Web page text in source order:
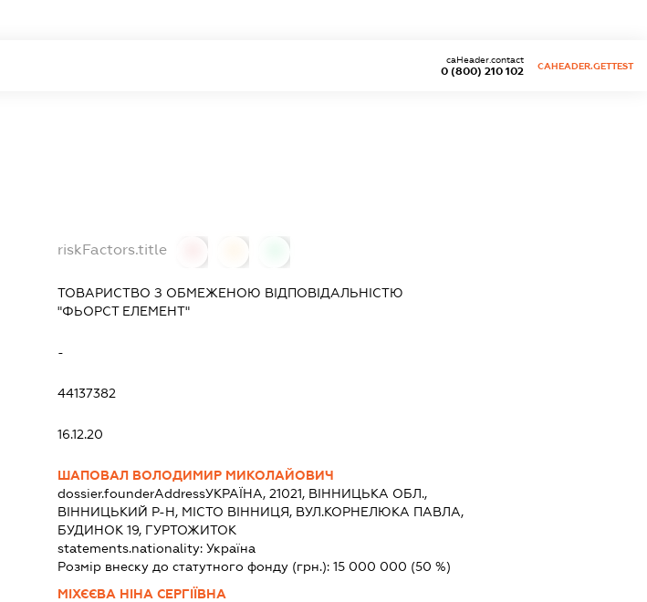
0 (800) 210 102
caHeader.contact
CAHEADER.GETTEST
riskFactors.title
ТОВАРИСТВО З ОБМЕЖЕНОЮ ВІДПОВІДАЛЬНІСТЮ
"ФЬОРСТ ЕЛЕМЕНТ"
-
44137382
16.12.20
ШАПОВАЛ ВОЛОДИМИР МИКОЛАЙОВИЧ
dossier.founderAddressУКРАЇНА, 21021, ВІННИЦЬКА ОБЛ.,
ВІННИЦЬКИЙ Р-Н, МІСТО ВІННИЦЯ, ВУЛ.КОРНЕЛЮКА ПАВЛА,
БУДИНОК 19, ГУРТОЖИТОК
statements.nationality:Україна
Розмір внеску до статутного фонду (грн.):15 000 000 (50 %)
МІХЄЄВА НІНА СЕРГІЇВНА